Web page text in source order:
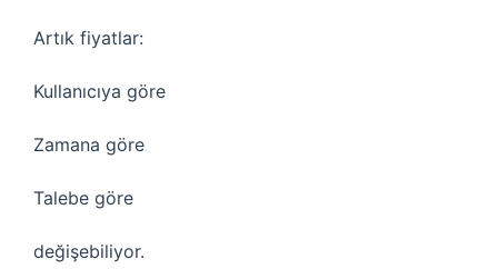
Artık fiyatlar:
Kullanıcıya göre
Zamana göre
Talebe göre
değişebiliyor.